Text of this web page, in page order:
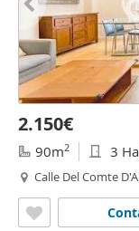
2.150€
90m2 3
Calle Del Comte